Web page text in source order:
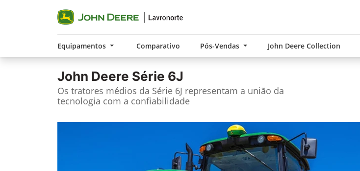
Equipamentos Comparativo Pós-Vendas John Deere Collection
John Deere Série 6J
Os tratores médios da Série 6J representam a união da
tecnologia com a confiabilidade